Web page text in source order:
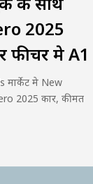
2025
फीचर मे A1
मे New
2025 कार, कीमत